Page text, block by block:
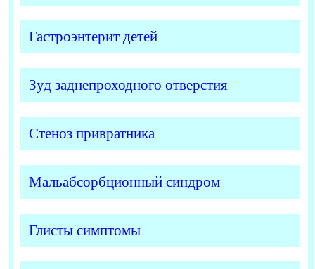
Гастроэнтерит детей
Зуд заднепроходного отверстия
Стеноз привратника
Мальабсорбционный синдром
Глисты симптомы